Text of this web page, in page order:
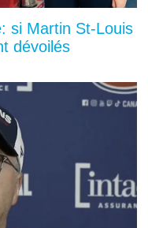
si Martin St-Louis
dévoilés